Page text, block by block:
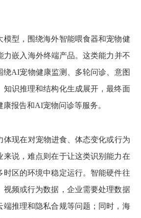
模型，围绕海外智能喂食器和宠物健
力嵌入海外终端产品。这类能力并不
绕AI宠物健康监测、多轮问诊、意图
知识推理和结构化生成展开，最终面
报告和AI宠物问诊等服务。
体现在对宠物进食、体态变化或行为
来说，难点则在于让这类识别能力在
时区的环境中稳定运行。智能硬件往
视频或行为数据，企业需要处理数据
端推理和隐私合规等问题；同时，海